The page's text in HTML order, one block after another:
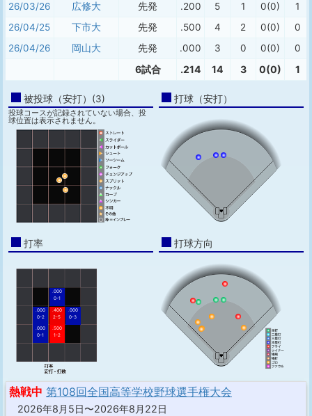
26/03/26
広修大 先発 .200 5 1 0(0)
1
26/04/25
下市大 先発 .500 4 2 0(0)
0
26/04/26
岡山大 先発 .000 3 0 0(0) 0
6試合 .214 14 3 0(0) 1
被投球（安打）(3)
投球コースが記録されていない場合、投
球位置は表示されません。
打球（安打）
打率
.000
0-1
.000
0-2
.400
2-5
.000
0-3
.000
0-1
.500
1-2
打球方向
熱戦中 第108回全国高等学校野球選手権大会
2026年8月5日〜2026年8月22日